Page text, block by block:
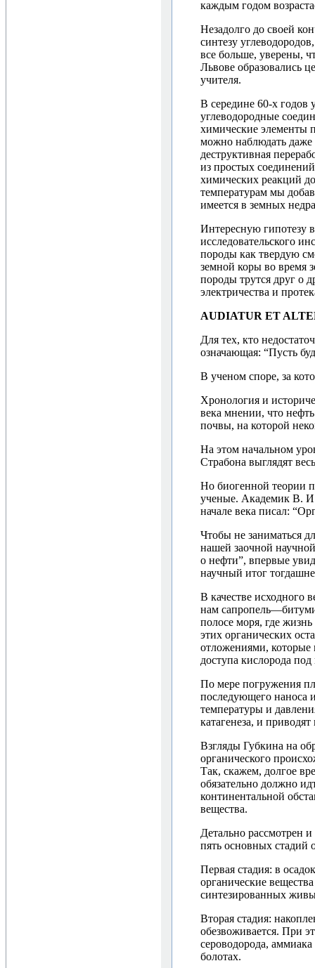
каждым годом
Незадолго до своей
синтезу
все больше, уверены,
Львове образовались
учителя.
В середине 60-х годов
углеводородные
химические элементы
можно наблюдать даже
деструктивная
из простых
химических реакций
температурам мы
имеется в земных
Интересную гипотезу
исследовательского
породы как твердую
земной коры во время
породы трутся друг о
электричества и
AUDIATUR ET
Для тех, кто
означающая: “Пусть
В ученом споре, за
Хронология и
века мнении, что
почвы, на которой
На этом начальном
Страбона выглядят
Но биогенной теории
ученые. Академик В.
начале века писал:
Чтобы не заниматься
нашей заочной
о нефти”, впервые
научный итог
В качестве исходного
нам
полосе моря, где
этих органических
отложениями, которые
доступа кислорода
По мере погружения
последующего наноса
температуры и
катагенеза, и
Взгляды Губкина на
органического
Так, скажем, долгое
обязательно должно
континентальной
вещества.
Детально рассмотрен
пять основных стадий
Первая стадия: в
органические
синтезированных
Вторая стадия:
обезвоживается. При
сероводорода,
болотах.